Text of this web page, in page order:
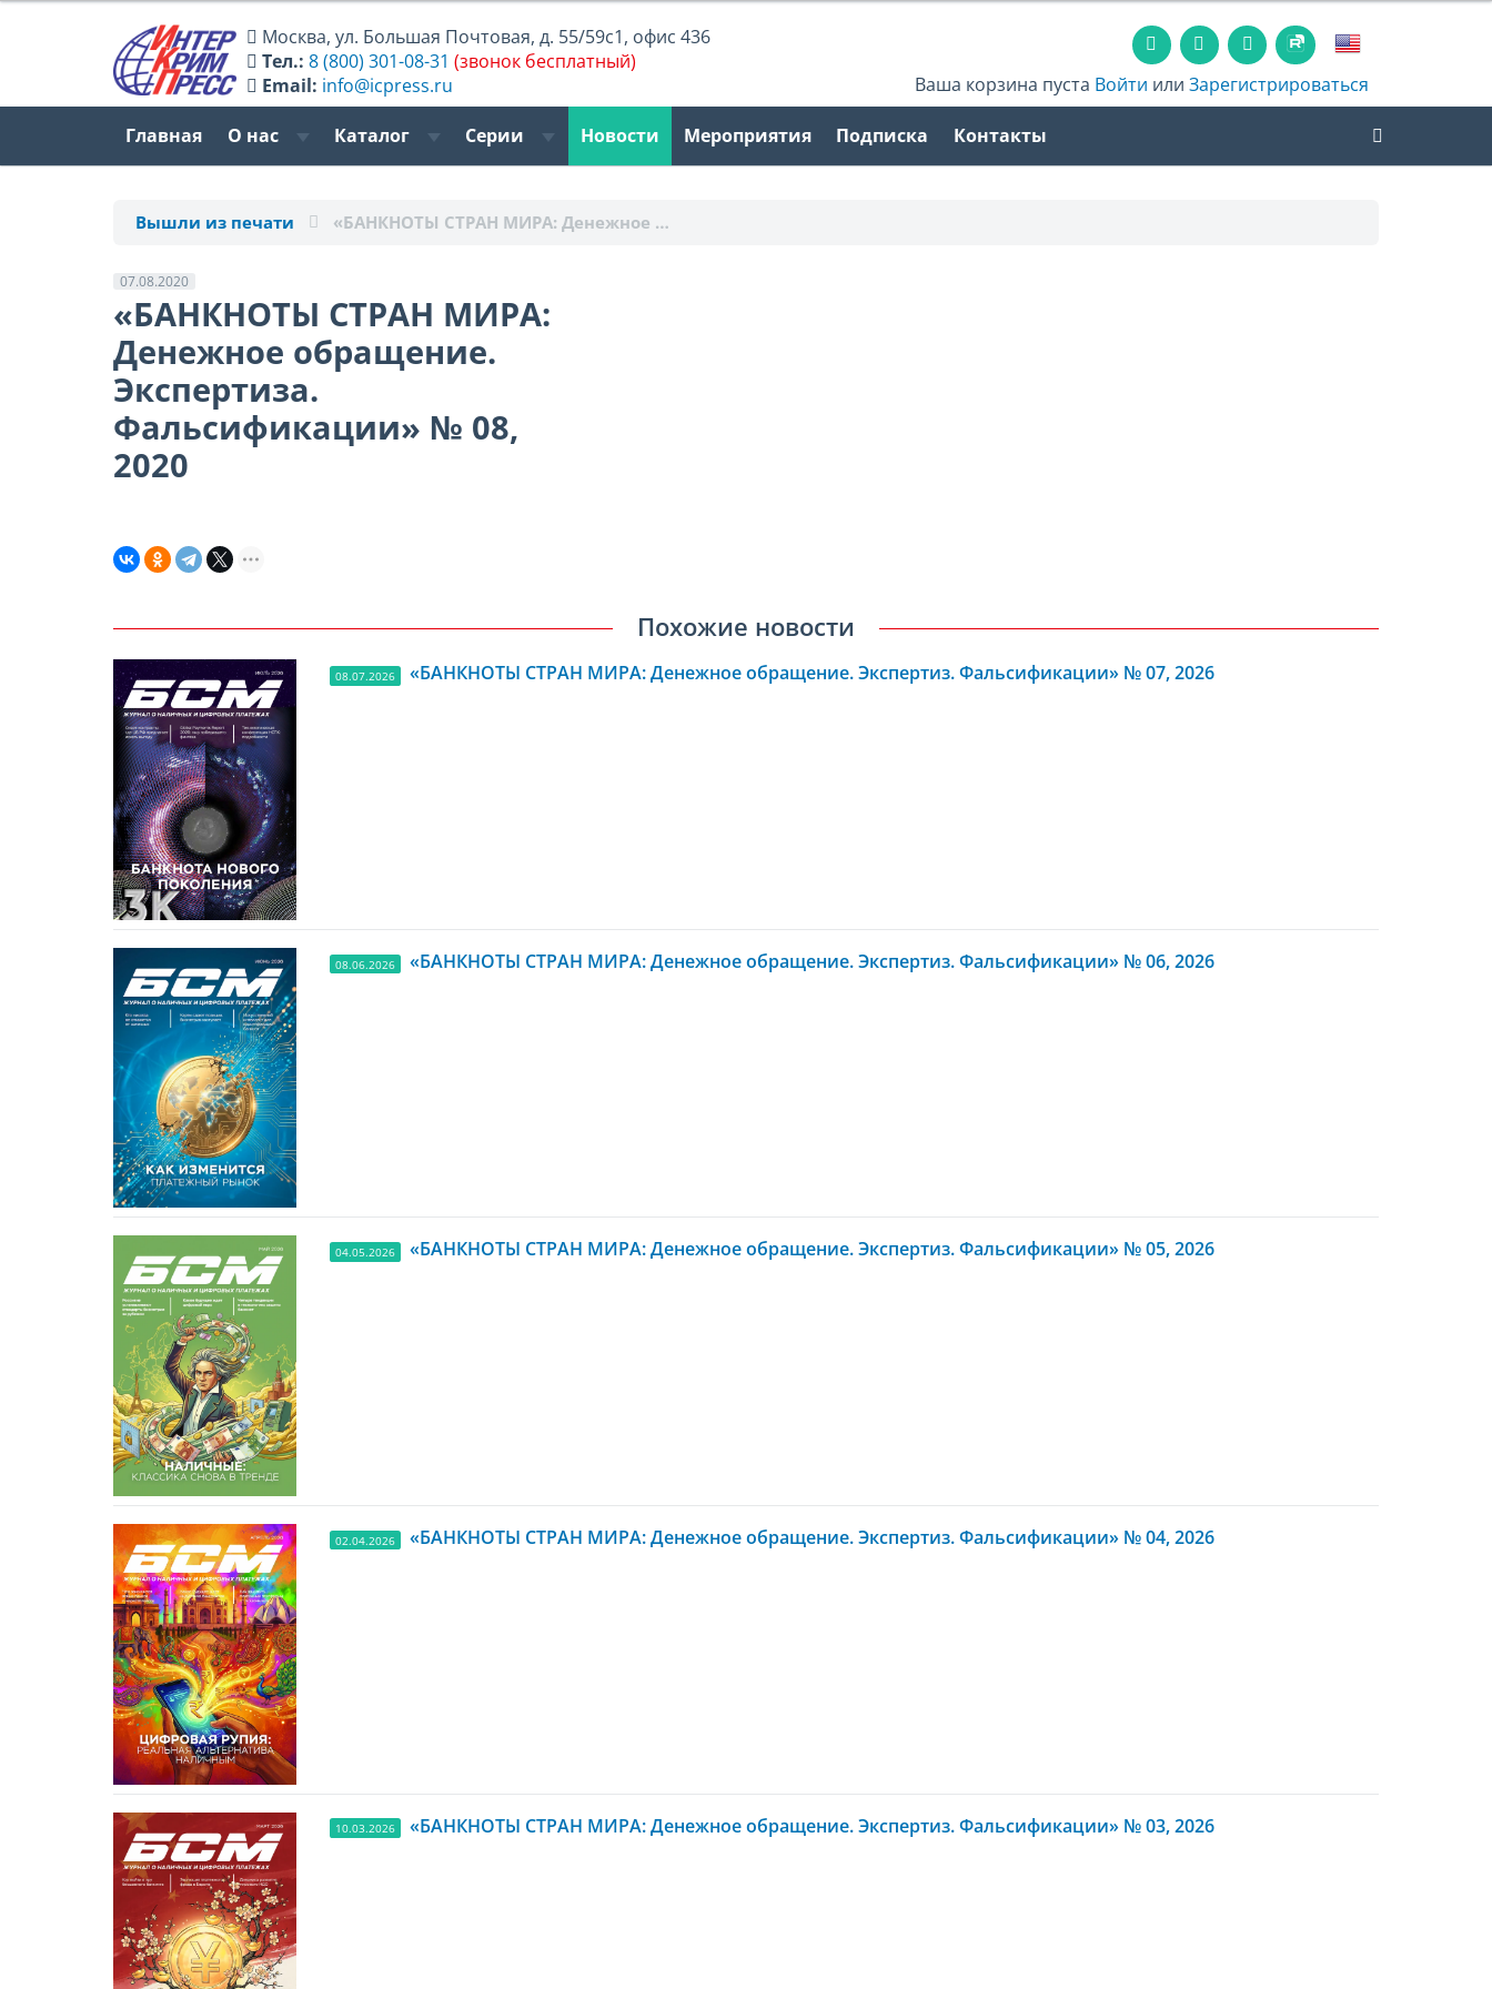
Москва,ул. Большая Почтовая, д. 55/59с1, офис 436
Тел.: 8 (800) 301-08-31 (звонок бесплатный)
Email: info@icpress.ru Ваша корзина пуста Войти илиЗарегистрироваться
Главная О нас Каталог Серии Новости Мероприятия Подписка Контакты
Вышли из печати «БАНКНОТЫ СТРАН МИРА: Денежное …
07.08.2020
«БАНКНОТЫ СТРАН МИРА:
Денежное обращение.
Экспертиза.
Фальсификации» № 08,
2020
Похожие новости
08.07.2026 «БАНКНОТЫ СТРАН МИРА: Денежное обращение. Экспертиз. Фальсификации» № 07, 2026
08.06.2026 «БАНКНОТЫ СТРАН МИРА: Денежное обращение. Экспертиз. Фальсификации» № 06, 2026
04.05.2026 «БАНКНОТЫ СТРАН МИРА: Денежное обращение. Экспертиз. Фальсификации» № 05, 2026
02.04.2026 «БАНКНОТЫ СТРАН МИРА: Денежное обращение. Экспертиз. Фальсификации» № 04, 2026
10.03.2026 «БАНКНОТЫ СТРАН МИРА: Денежное обращение. Экспертиз. Фальсификации» № 03, 2026